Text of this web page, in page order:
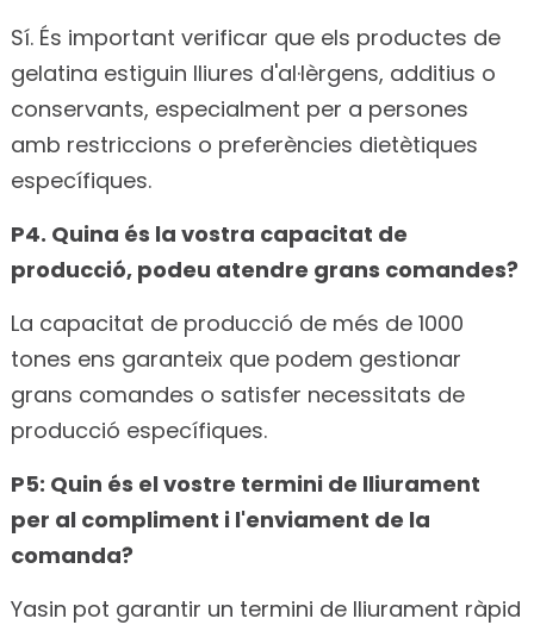
Sí. És important verificar que els productes de
gelatina estiguin lliures d'al·lèrgens, additius o
conservants, especialment per a persones
amb restriccions o preferències dietètiques
específiques.
P4. Quina és la vostra capacitat de
producció, podeu atendre grans comandes?
La capacitat de producció de més de 1000
tones ens garanteix que podem gestionar
grans comandes o satisfer necessitats de
producció específiques.
P5: Quin és el vostre termini de lliurament
per al compliment i l'enviament de la
comanda?
Yasin pot garantir un termini de lliurament ràpid